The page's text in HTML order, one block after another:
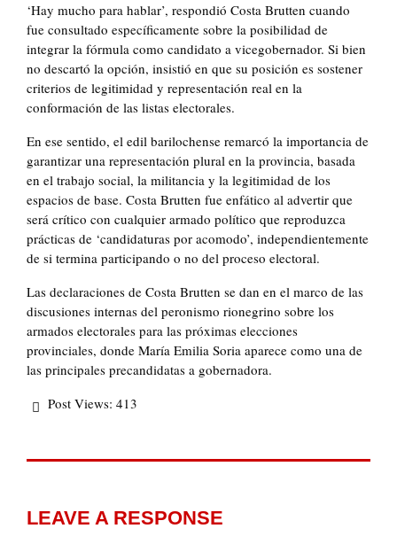
‘Hay mucho para hablar’, respondió Costa Brutten cuando
fue consultado específicamente sobre la posibilidad de
integrar la fórmula como candidato a vicegobernador. Si bien
no descartó la opción, insistió en que su posición es sostener
criterios de legitimidad y representación real en la
conformación de las listas electorales.
En ese sentido, el edil barilochense remarcó la importancia de
garantizar una representación plural en la provincia, basada
en el trabajo social, la militancia y la legitimidad de los
espacios de base. Costa Brutten fue enfático al advertir que
será crítico con cualquier armado político que reproduzca
prácticas de ‘candidaturas por acomodo’, independientemente
de si termina participando o no del proceso electoral.
Las declaraciones de Costa Brutten se dan en el marco de las
discusiones internas del peronismo rionegrino sobre los
armados electorales para las próximas elecciones
provinciales, donde María Emilia Soria aparece como una de
las principales precandidatas a gobernadora.
Post Views: 413
LEAVE A RESPONSE